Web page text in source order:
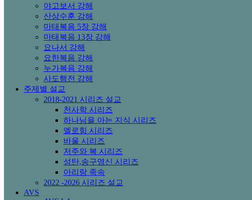
야고보서 강해
산상수훈 강해
마태복음 5장 강해
마태복음 13장 강해
요나서 강해
요한복음 강해
누가복음 강해
사도행전 강해
주제별 설교
2018-2021 시리즈 설교
천사학 시리즈
하나님을 아는 지식 시리즈
엘로힘 시리즈
바울 시리즈
저주와 복 시리즈
성탄,송구영신 시리즈
아리랑 족속
2022 -2026 시리즈 설교
AVS